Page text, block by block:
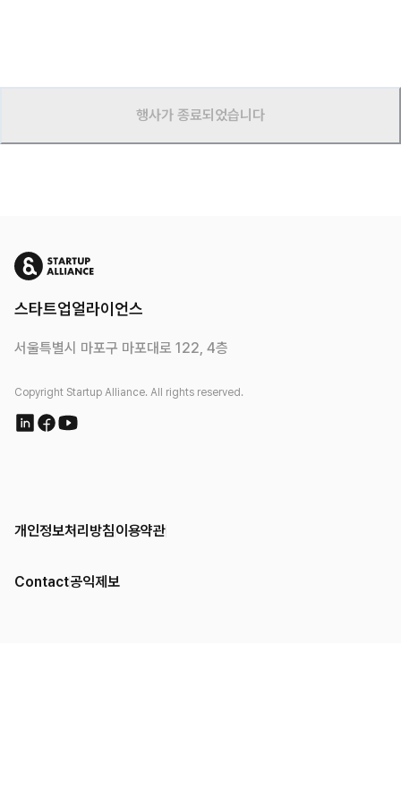
행사가 종료되었습니다
스타트업얼라이언스
서울특별시 마포구 마포대로 122, 4층
Copyright Startup Alliance. All rights reserved.
개인정보처리방침이용약관
Contact공익제보